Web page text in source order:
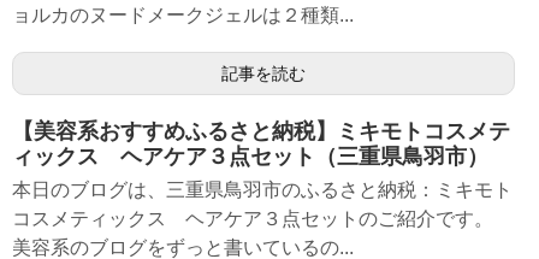
ョルカのヌードメークジェルは２種類...
記事を読む
【美容系おすすめふるさと納税】ミキモトコスメテ
ィックス ヘアケア３点セット（三重県鳥羽市）
本日のブログは、三重県鳥羽市のふるさと納税：ミキモト
コスメティックス ヘアケア３点セットのご紹介です。
美容系のブログをずっと書いているの...